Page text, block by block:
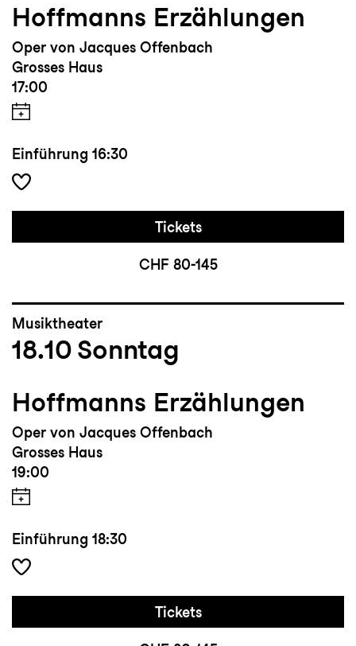
Hoffmanns Erzählungen
Oper von Jacques Offenbach
Grosses Haus
17:00
Einführung 16:30
Tickets
CHF 80-145
Musiktheater
18.10 Sonntag
Hoffmanns Erzählungen
Oper von Jacques Offenbach
Grosses Haus
19:00
Einführung 18:30
Tickets